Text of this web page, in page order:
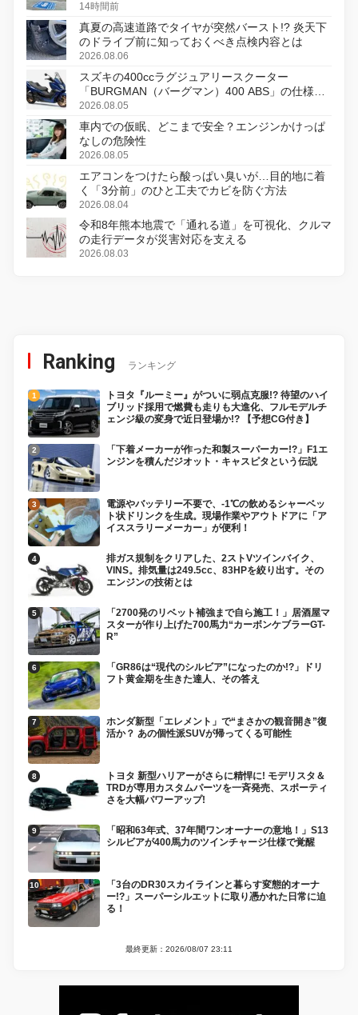
14時間前
真夏の高速道路でタイヤが突然バースト!? 炎天下
のドライブ前に知っておくべき点検内容とは
2026.08.06
スズキの400ccラグジュアリースクーター
「BURGMAN（バーグマン）400 ABS」の仕様を
変更し、8月18日に発売
2026.08.05
車内での仮眠、どこまで安全？エンジンかけっぱ
なしの危険性
2026.08.05
エアコンをつけたら酸っぱい臭いが…目的地に着
く「3分前」のひと工夫でカビを防ぐ方法
2026.08.04
令和8年熊本地震で「通れる道」を可視化、クルマ
の走行データが災害対応を支える
2026.08.03
Ranking ランキング
トヨタ『ルーミー』がついに弱点克服!? 待望のハイ
ブリッド採用で燃費も走りも大進化、フルモデルチ
ェンジ級の変身で近日登場か!? 【予想CG付き】
「下着メーカーが作った和製スーパーカー!?」F1エ
ンジンを積んだジオット・キャスピタという伝説
電源やバッテリー不要で、-1℃の飲めるシャーベッ
ト状ドリンクを生成。現場作業やアウトドアに「ア
イススラリーメーカー」が便利！
排ガス規制をクリアした、2ストVツインバイク、
VINS。排気量は249.5cc、83HPを絞り出す。その
エンジンの技術とは
「2700発のリベット補強まで自ら施工！」居酒屋マ
スターが作り上げた700馬力“カーボンケブラーGT-
R”
「GR86は“現代のシルビア”になったのか!?」ドリ
フト黄金期を生きた達人、その答え
ホンダ新型「エレメント」で“まさかの観音開き”復
活か？ あの個性派SUVが帰ってくる可能性
トヨタ 新型ハリアーがさらに精悍に! モデリスタ＆
TRDが専用カスタムパーツを一斉発売、スポーティ
さを大幅パワーアップ!
「昭和63年式、37年間ワンオーナーの意地！」S13
シルビアが400馬力のツインチャージ仕様で覚醒
「3台のDR30スカイラインと暮らす変態的オーナ
ー!?」スーパーシルエットに取り憑かれた日常に迫
る！
最終更新：2026/08/07 23:11